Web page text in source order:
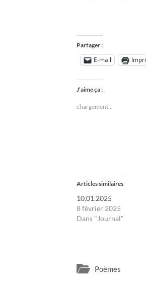
Partager :
E-mail
J’aime ça :
chargement…
Articles similaires
10.01.2025
8 février 2025
Dans "Journal"
Poèmes